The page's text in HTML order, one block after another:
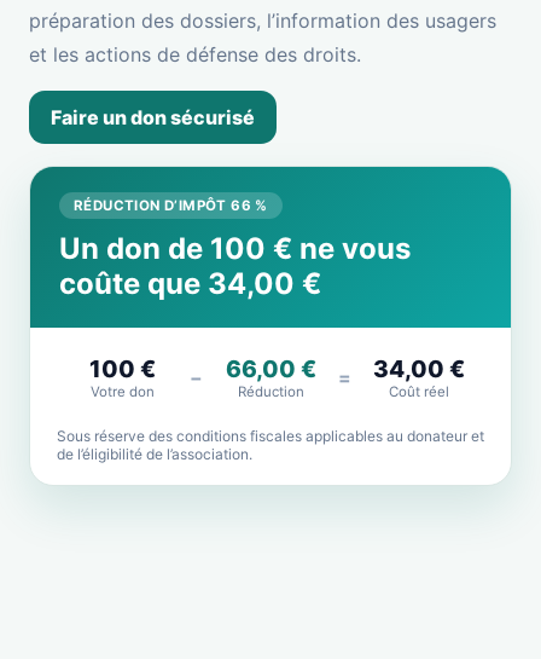
préparation des dossiers, l’information des usagers
et les actions de défense des droits.
Faire un don sécurisé
RÉDUCTION D’IMPÔT 66 %
Un don de 100 € ne vous
coûte que 34,00 €
100 €
Votre don
− 66,00 €
Réduction
= 34,00 €
Coût réel
Sous réserve des conditions fiscales applicables au donateur et
de l’éligibilité de l’association.